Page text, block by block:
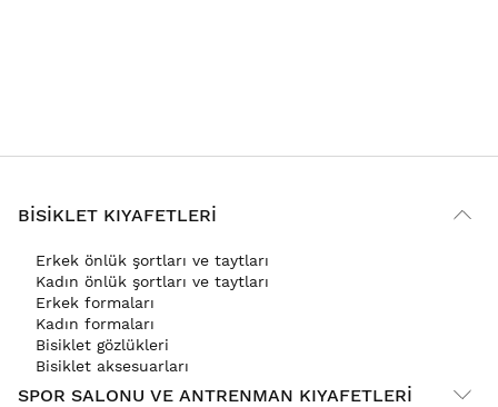
BISIKLET KIYAFETLERI
Erkek önlük şortları ve taytları
Kadın önlük şortları ve taytları
Erkek formaları
Kadın formaları
Bisiklet gözlükleri
Bisiklet aksesuarları
SPOR SALONU VE ANTRENMAN KIYAFETLERI